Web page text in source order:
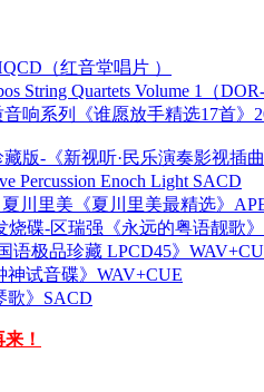
（红音堂唱片 ）
String Quartets Volume 1（
响系列《谁愿放手精选17首》
版-《新视听·民乐演奏影视插
Percussion Enoch Light SACD
川里美《夏川里美最精选》
烧碟-区瑞强《永远的粤语靓歌
语极品珍藏 LPCD45》
试音碟》WAV+CUE
歌》SACD
！